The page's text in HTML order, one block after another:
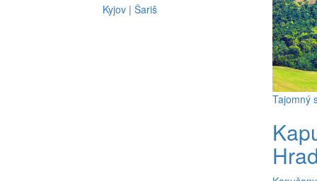
Kyjov | Šariš
Tajomný